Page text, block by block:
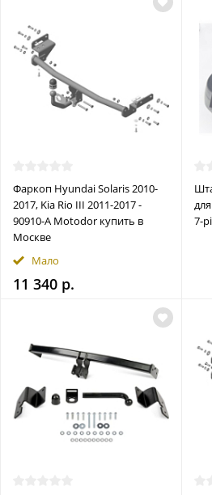
Фаркоп Hyundai Solaris 2010-
2017, Kia Rio III 2011-2017 -
90910-A Motodor купить в
Москве
Мало
11 340 р.
7-